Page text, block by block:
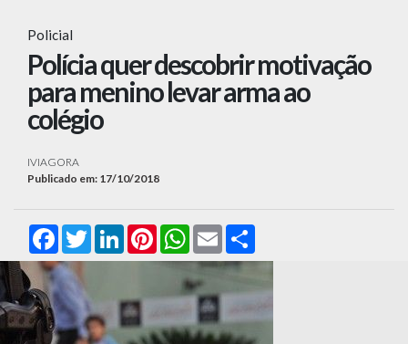
Policial
Polícia quer descobrir motivação
para menino levar arma ao
colégio
IVIAGORA
Publicado em: 17/10/2018
FacebookTwitterLinkedInPinterestWhatsApp
Email